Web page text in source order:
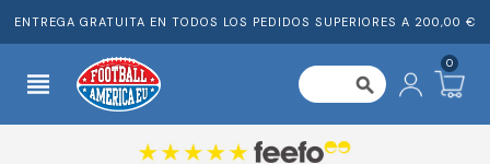
ENTREGA GRATUITA EN TODOS LOS PEDIDOS SUPERIORES A 200,00 €
view_headline search
0